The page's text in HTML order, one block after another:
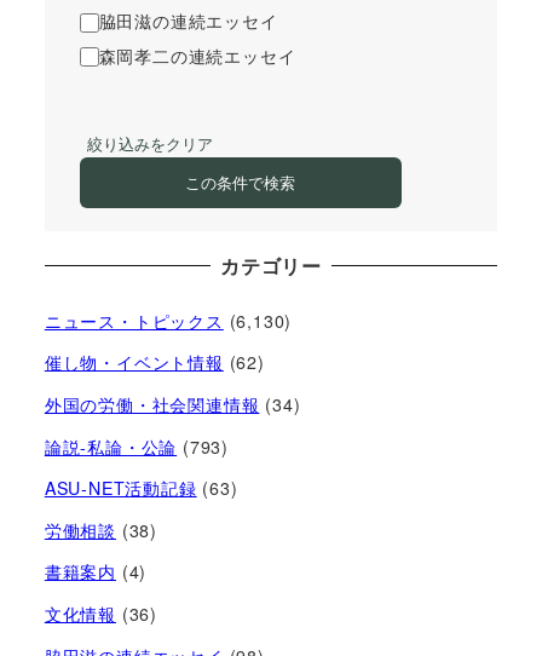
脇田滋の連続エッセイ
森岡孝二の連続エッセイ
絞り込みをクリア
この条件で検索
カテゴリー
ニュース・トピックス (6,130)
催し物・イベント情報 (62)
外国の労働・社会関連情報 (34)
論説-私論・公論 (793)
ASU-NET活動記録 (63)
労働相談 (38)
書籍案内 (4)
文化情報 (36)